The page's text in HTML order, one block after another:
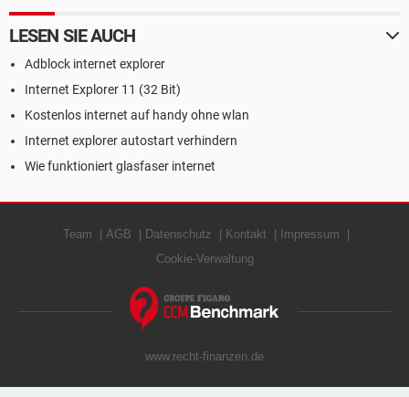
LESEN SIE AUCH
Adblock internet explorer
Internet Explorer 11 (32 Bit)
Kostenlos internet auf handy ohne wlan
Internet explorer autostart verhindern
Wie funktioniert glasfaser internet
Team AGB Datenschutz Kontakt
Impressum
Cookie-Verwaltung
www.recht-finanzen.de